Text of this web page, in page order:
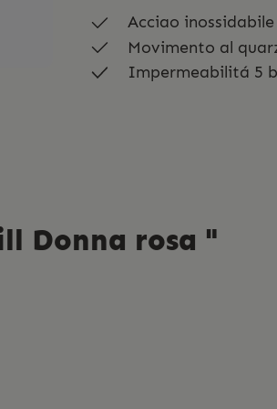
Acciao inossidabile
Movimento al
Impermeabilitá 5
Donna rosa "